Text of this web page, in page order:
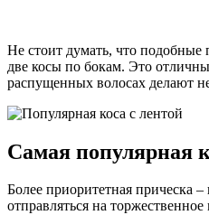
Не стоит думать, что подобные
две косы по бокам. Это
распущенных волосах делают
Самая популярная
Более приоритетная прическа
отправляться на